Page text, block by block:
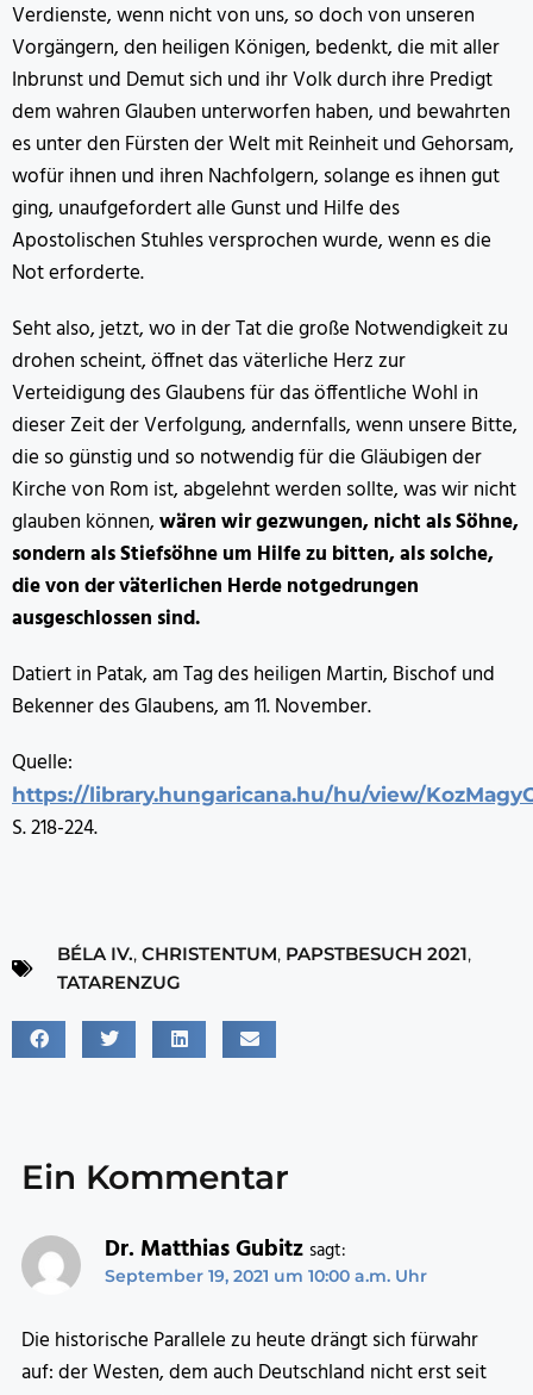
Verdienste, wenn nicht von uns, so doch von unseren
Vorgängern, den heiligen Königen, bedenkt, die mit aller
Inbrunst und Demut sich und ihr Volk durch ihre Predigt
dem wahren Glauben unterworfen haben, und bewahrten
es unter den Fürsten der Welt mit Reinheit und Gehorsam,
wofür ihnen und ihren Nachfolgern, solange es ihnen gut
ging, unaufgefordert alle Gunst und Hilfe des
Apostolischen Stuhles versprochen wurde, wenn es die
Not erforderte.
Seht also, jetzt, wo in der Tat die große Notwendigkeit zu
drohen scheint, öffnet das väterliche Herz zur
Verteidigung des Glaubens für das öffentliche Wohl in
dieser Zeit der Verfolgung, andernfalls, wenn unsere Bitte,
die so günstig und so notwendig für die Gläubigen der
Kirche von Rom ist, abgelehnt werden sollte, was wir nicht
glauben können,wären wir gezwungen, nicht als Söhne,
sondern als Stiefsöhne um Hilfe zu bitten, als solche,
die von der väterlichen Herde notgedrungen
ausgeschlossen sind.
Datiert in Patak, am Tag des heiligen Martin, Bischof und
Bekenner des Glaubens, am 11. November.
Quelle:
https://library.hungaricana.hu/hu/view/
S. 218-224.
BÉLA IV., CHRISTENTUM, PAPSTBESUCH 2021,
TATARENZUG
Ein Kommentar
Dr. Matthias Gubitz sagt:
September 19, 2021 um 10:00 a.m. Uhr
Die historische Parallele zu heute drängt sich fürwahr
auf: der Westen, dem auch Deutschland nicht erst seit